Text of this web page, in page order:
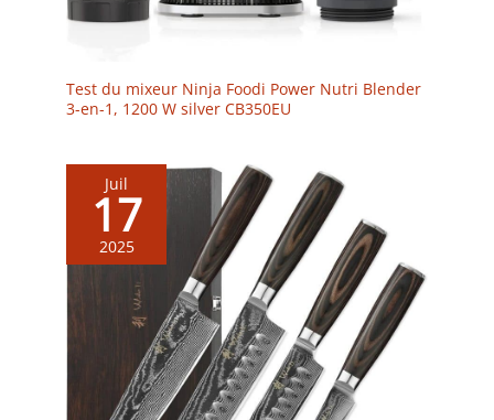
Test du mixeur Ninja Foodi Power Nutri Blender
3-en-1, 1200 W silver CB350EU
Juil
17
2025